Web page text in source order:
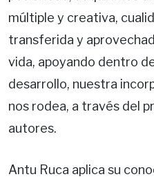
múltiple y creativa,
transferida y
vida, apoyando dentro
desarrollo, nuestra
nos rodea, a través del
autores.
Antu Ruca aplica su